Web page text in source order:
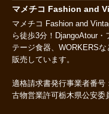
マメチコ Fashion and
マメチコ Fashion and
ら徒歩3分！DjangoAtour
テージ食器、WORKERS
販売しています。
適格請求書発行事業者番号
古物営業許可栃木県公安委